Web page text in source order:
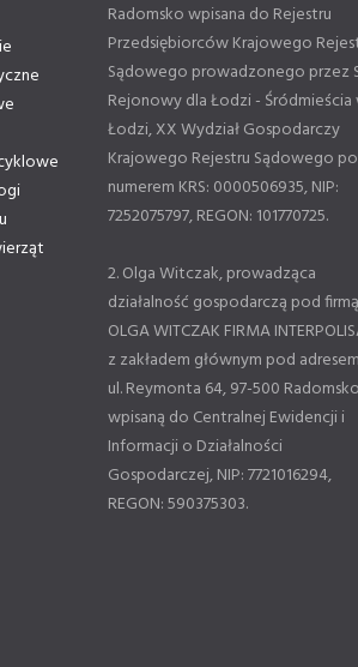
Radomsko wpisana do Rejestru
Przedsiębiorców Krajowego
Sądowego prowadzonego przez
Rejonowy dla Łodzi - Śródmieścia
Łodzi, XX Wydział Gospodarczy
Krajowego Rejestru Sądowego
numerem KRS: 0000506935, NIP:
7252075797, REGON: 101770725.
2. Olga Witczak, prowadząca
działalność gospodarczą pod firmą
OLGA WITCZAK FIRMA
z zakładem głównym pod
ul. Reymonta 64, 97-500
wpisaną do Centralnej Ewidencji i
Informacji o Działalności
Gospodarczej, NIP: 7721016294,
REGON: 590375303.